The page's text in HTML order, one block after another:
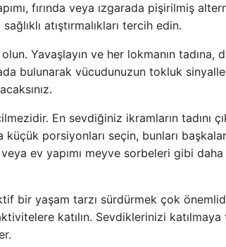
fırında veya ızgarada pişirilmiş
atıştırmalıkları tercih edin.
Yavaşlayın ve her lokmanın tadına,
bulunarak vücudunuzun tokluk
En sevdiğiniz ikramların tadını
porsiyonları seçin, bunları
ev yapımı meyve sorbeleri gibi daha
bir yaşam tarzı sürdürmek çok
katılın. Sevdiklerinizi